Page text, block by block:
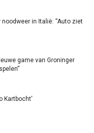
in Italië: “Auto ziet
game van Groninger
Kartbocht’